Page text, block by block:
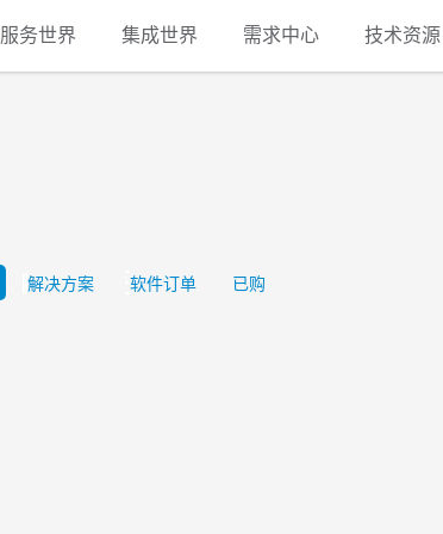
服务世界 集成世界 需求中心 技术资源
解决方案 软件订单 已购